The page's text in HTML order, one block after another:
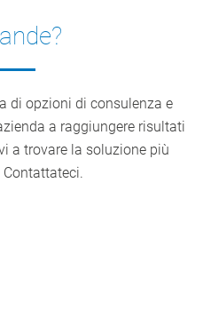
di opzioni di consulenza e
a raggiungere risultati
a trovare la soluzione più